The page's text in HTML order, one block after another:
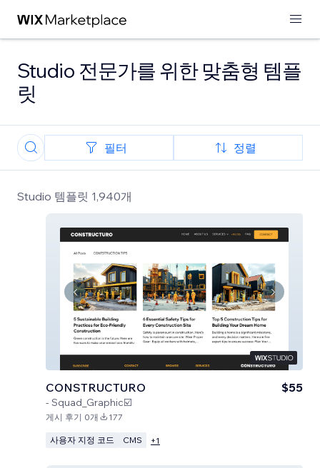
Studio 전문가를 위한 맞춤형 템플
릿
필터 정렬
Studio 템플릿 1,940개
CONSTRUCTURO
- Squad_Graphic☑️
$55
게시 후기 0개 177
사용자 지정 코드 CMS +1